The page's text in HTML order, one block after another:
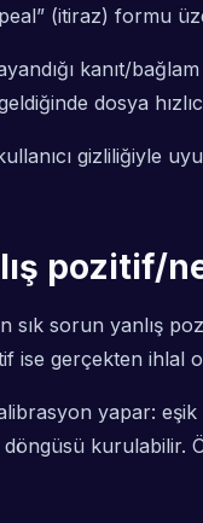
(itiraz) formu
kanıt/
dosya
gizliliğiyle
pozitif/
sorun yanlış
ise gerçekten
yapar:
kurulabilir.